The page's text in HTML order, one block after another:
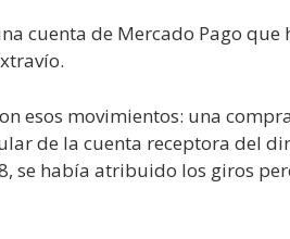
cuenta de Mercado Pago
esos movimientos: una
de la cuenta receptora del
se había atribuido los giros